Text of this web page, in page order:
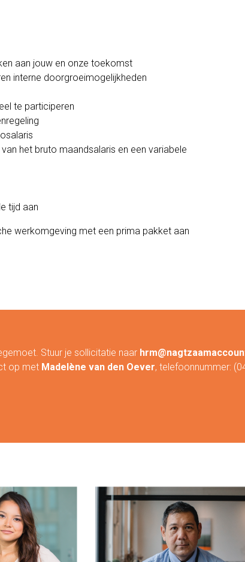
aan jouw en onze toekomst
interne doorgroeimogelijkheden
te participeren
het bruto maandsalaris en een variabele
tijd aan
werkomgeving met een prima pakket aan
Stuur je sollicitatie naar
op met Madelène van den Oever, telefoonnummer: